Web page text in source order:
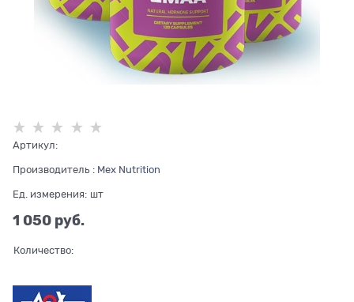
Артикул:
Производитель : Mex Nutrition
Ед. измерения: шт
1 050 руб.
Количество: